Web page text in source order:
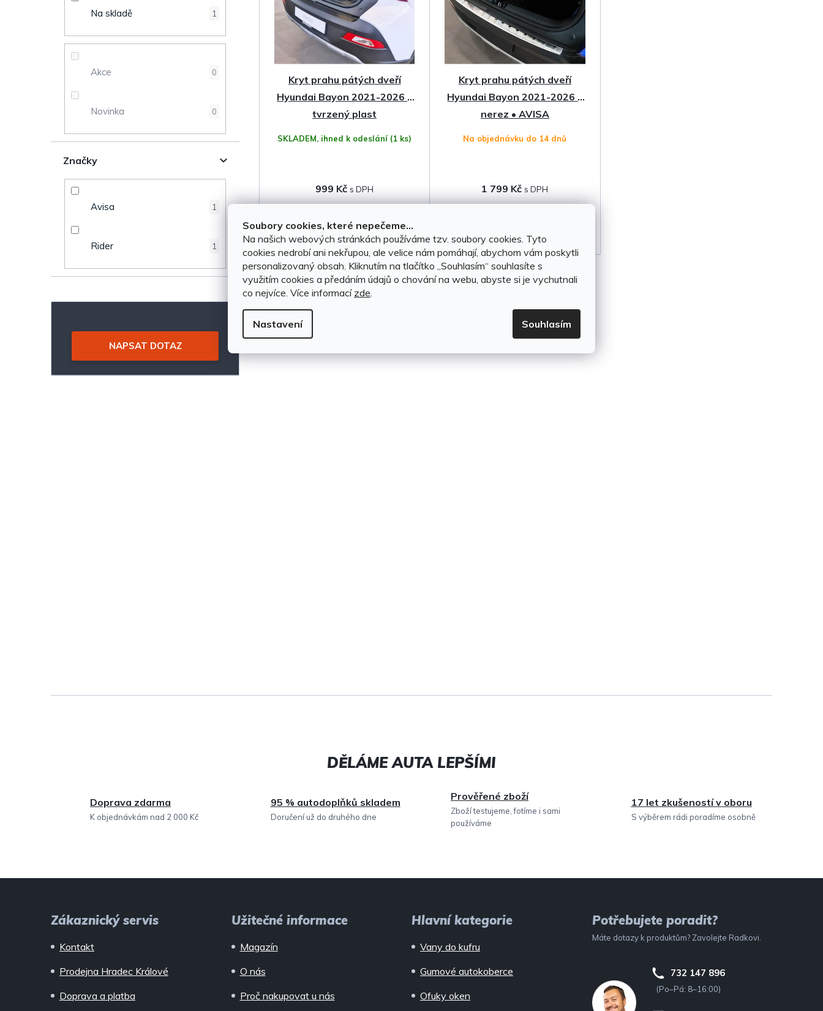
Soubory cookies, které nepečeme...
Na našich webových stránkách používáme tzv. soubory cookies. Tyto
cookies nedrobí ani nekřupou, ale velice nám pomáhají, abychom vám poskytli
personalizovaný obsah. Kliknutím na tlačítko ,,Souhlasím“ souhlasíte s
využitím cookies a předáním údajů o chování na webu, abyste si je vychutnali
co nejvíce. Více informací zde
Nastavení Souhlasím
p
Na skladě 1
Akce 0
Novinka 0
Značky
Avisa 1
Rider 1
NAPSAT DOTAZ
p
k
t
ů
u
k
t
ů
Kryt prahu pátých dveří
Hyundai Bayon 2021-2026 •
tvrzený plast
SKLADEM, ihned k odeslání (1 ks)
999 Kč
DO KOŠÍKU
Kryt prahu pátých dveří
Hyundai Bayon 2021-2026 •
nerez • AVISA
Na objednávku do 14 dnů
1 799 Kč
O
á
d
Doprava zdarma
K objednávkám nad 2 000 Kč
95 % autodoplňků skladem
Doručení už do druhého dne
Prověřené zboží
Zboží testujeme, fotíme i sami
používáme
17 let zkušeností v oboru
S výběrem rádi poradíme osobně
Zákaznický servis
Kontakt
Prodejna Hradec Králové
Doprava a platba
Užitečné informace
Magazín
O nás
Proč nakupovat u nás
Hlavní kategorie
Vany do kufru
Gumové autokoberce
Ofuky oken
Potřebujete poradit?
Máte dotazy k produktům? Zavolejte Radkovi.
732 147 896
(Po–Pá: 8–16:00)